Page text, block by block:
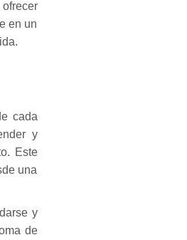
en un
cada
y
Este
una
y
de